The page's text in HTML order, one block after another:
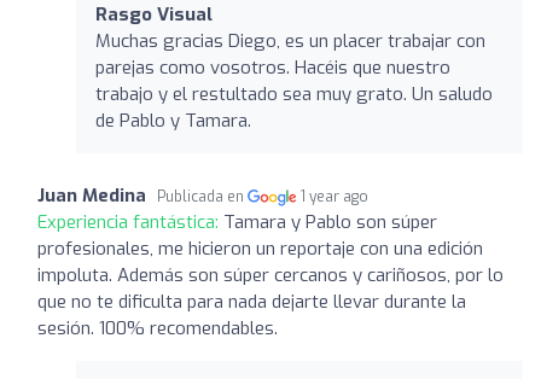
Rasgo Visual
Muchas gracias Diego, es un placer trabajar con
parejas como vosotros. Hacéis que nuestro
trabajo y el restultado sea muy grato. Un saludo
de Pablo y Tamara.
Juan Medina Publicada en 1 year ago
Experiencia fantástica: Tamara y Pablo son súper
profesionales, me hicieron un reportaje con una edición
impoluta. Además son súper cercanos y cariñosos, por lo
que no te dificulta para nada dejarte llevar durante la
sesión. 100% recomendables.